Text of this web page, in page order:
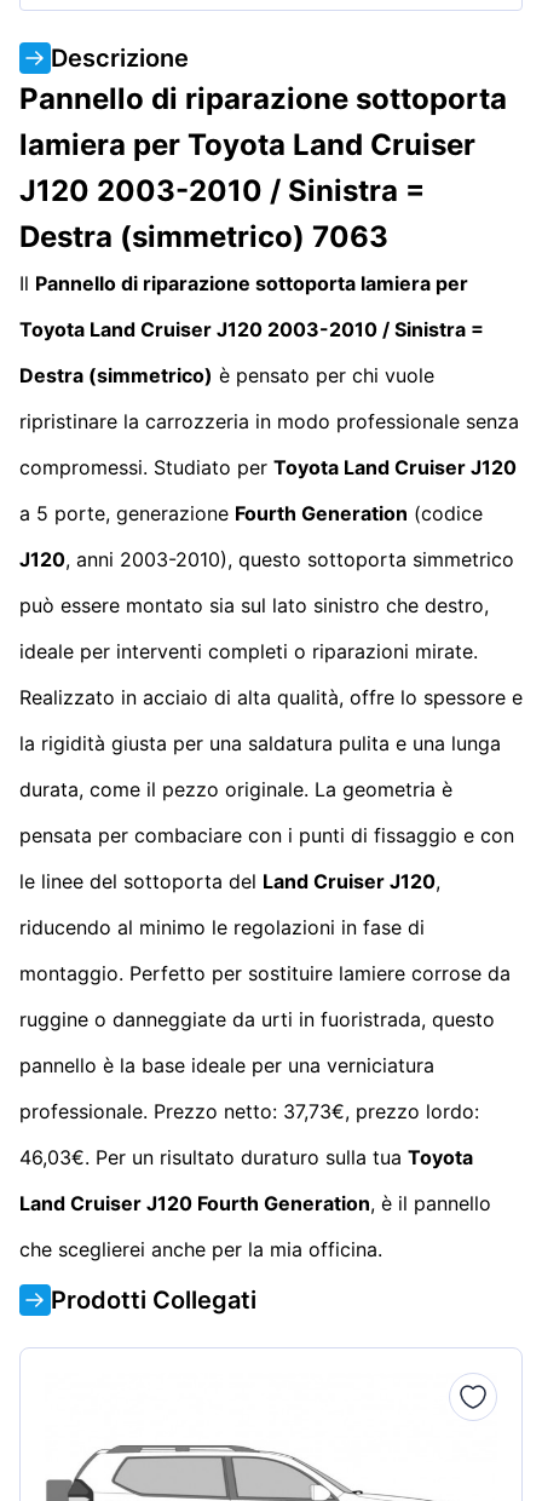
Descrizione
Pannello di riparazione sottoporta
lamiera per Toyota Land Cruiser
J120 2003-2010 / Sinistra =
Destra (simmetrico) 7063
Il Pannello di riparazione sottoporta lamiera per
Toyota Land Cruiser J120 2003-2010 / Sinistra =
Destra (simmetrico) è pensato per chi vuole
ripristinare la carrozzeria in modo professionale senza
compromessi. Studiato per Toyota Land Cruiser J120
a 5 porte, generazione Fourth Generation (codice
J120, anni 2003-2010), questo sottoporta simmetrico
può essere montato sia sul lato sinistro che destro,
ideale per interventi completi o riparazioni mirate.
Realizzato in acciaio di alta qualità, offre lo spessore e
la rigidità giusta per una saldatura pulita e una lunga
durata, come il pezzo originale. La geometria è
pensata per combaciare con i punti di fissaggio e con
le linee del sottoporta del Land Cruiser J120,
riducendo al minimo le regolazioni in fase di
montaggio. Perfetto per sostituire lamiere corrose da
ruggine o danneggiate da urti in fuoristrada, questo
pannello è la base ideale per una verniciatura
professionale. Prezzo netto: 37,73€, prezzo lordo:
46,03€. Per un risultato duraturo sulla tua Toyota
Land Cruiser J120 Fourth Generation, è il pannello
che sceglierei anche per la mia officina.
Prodotti Collegati